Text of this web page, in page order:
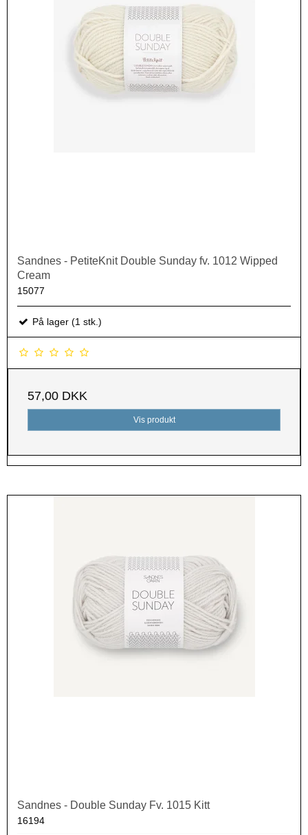
Sandnes - PetiteKnit Double Sunday fv. 1012 Wipped
Cream
15077
På lager (1 stk.)
57,00 DKK
Vis produkt
Sandnes - Double Sunday Fv. 1015 Kitt
16194